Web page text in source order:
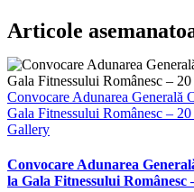
Facebook
X
Reddit
LinkedIn
WhatsApp
Telegram
Tumblr
Pinterest
Vk
Xing
E-
mail:
Articole
Convocare Adunarea Generală
Gala Fitnessului Românesc –
Gallery
Convocare Adunarea
la Gala Fitnessului Românesc